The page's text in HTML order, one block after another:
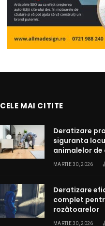
CELE MAI CITITE
Deratizare
siguranta
animalelor de
MARTIE 30, 2026
Deratizare
complet
rozătoarelor
MARTIE 30, 2026